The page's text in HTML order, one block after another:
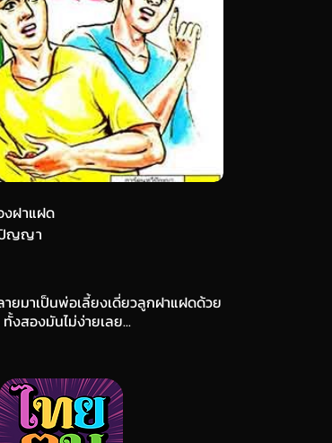
งฝาแฝด
ปัญญา
ยมาเป็นพ่อเลี้ยงเดี่ยวลูกฝาแฝดด้วย
งสองมันไม่ง่ายเลย...